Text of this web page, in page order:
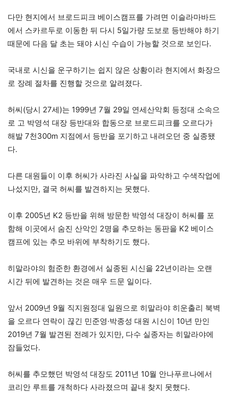
다만 현지에서 브로드피크 베이스캠프를 가려면 이슬라마바드
에서 스카르두로 이동한 뒤 다시 5일가량 도보로 등반해야 하기
때문에 다음 달 초는 돼야 시신 수습이 가능할 것으로 보인다.
국내로 시신을 운구하기는 쉽지 않은 상황이라 현지에서 화장으
로 장례 절차를 진행할 것으로 알려졌다.
허씨(당시 27세)는 1999년 7월 29일 연세산악회 등정대 소속으
로 고 박영석 대장 등반대와 합동으로 브로드피크를 오르다가
해발 7천300m 지점에서 등반을 포기하고 내려오던 중 실종됐
다.
다른 대원들이 이후 허씨가 사라진 사실을 파악하고 수색작업에
나섰지만, 결국 허씨를 발견하지는 못했다.
이후 2005년 K2 등반을 위해 방문한 박영석 대장이 허씨를 포
함해 이곳에서 숨진 산악인 2명을 추모하는 동판을 K2 베이스
캠프에 있는 추모 바위에 부착하기도 했다.
히말라야의 험준한 환경에서 실종된 시신을 22년이라는 오랜
시간 뒤에 발견하는 것은 매우 드문 일이다.
앞서 2009년 9월 직지원정대 일원으로 히말라야 히운출리 북벽
을 오르다 연락이 끊긴 민준영·박종성 대원 시신이 10년 만인
2019년 7월 발견된 전례가 있지만, 다수 실종자는 히말라야에
잠들었다.
허씨를 추모했던 박영석 대장도 2011년 10월 안나푸르나에서
코리안 루트를 개척하다 사라졌으며 끝내 찾지 못했다.